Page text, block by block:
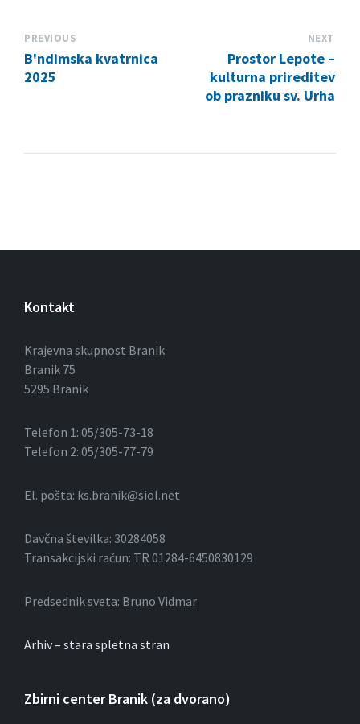
PREVIOUS
B'ndimska kvatrnica
2025
NEXT
Prostor Lepote –
kulturna prireditev
ob prazniku sv. Urha
Kontakt
Krajevna skupnost Branik
Branik 75
5295 Branik
Telefon 1: 05/305-73-18
Telefon 2: 05/305-77-79
El. pošta: ks.branik@siol.net
Davčna številka: 30284058
Transakcijski račun: TR 01284-6450830129
Predsednik sveta: Bruno Vidmar
Arhiv – stara spletna stran
Zbirni center Branik (za dvorano)